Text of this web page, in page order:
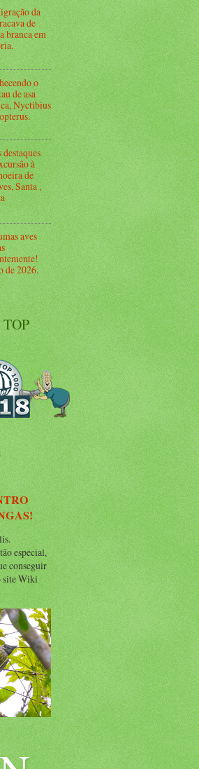
da
de
branca em
o
de asa
Nyctibius
à
de
Santa ,
aves
de 2026.
especial,
conseguir
site Wiki